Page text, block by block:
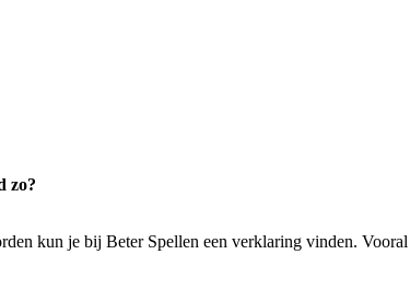
zo?
kun je bij Beter Spellen een verklaring vinden.